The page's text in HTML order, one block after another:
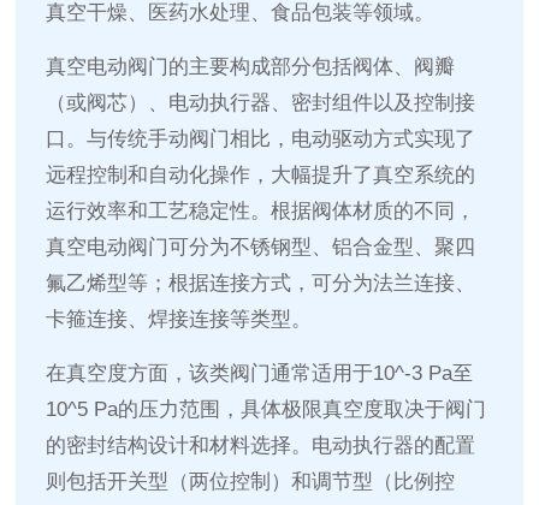
真空干燥、医药水处理、食品包装等领域。
真空电动阀门的主要构成部分包括阀体、阀瓣
（或阀芯）、电动执行器、密封组件以及控制接
口。与传统手动阀门相比，电动驱动方式实现了
远程控制和自动化操作，大幅提升了真空系统的
运行效率和工艺稳定性。根据阀体材质的不同，
真空电动阀门可分为不锈钢型、铝合金型、聚四
氟乙烯型等；根据连接方式，可分为法兰连接、
卡箍连接、焊接连接等类型。
在真空度方面，该类阀门通常适用于10^-3 Pa至
10^5 Pa的压力范围，具体极限真空度取决于阀门
的密封结构设计和材料选择。电动执行器的配置
则包括开关型（两位控制）和调节型（比例控